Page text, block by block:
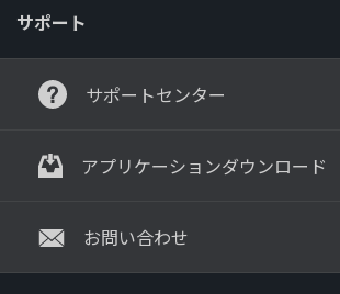
サポート
サポートセンター
アプリケーションダウンロード
お問い合わせ